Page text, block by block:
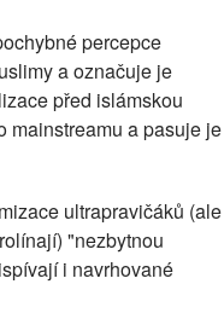
percepce
a označuje je
před islámskou
mainstreamu a pasuje je
ultrapravičáků (ale
"nezbytnou
i navrhované